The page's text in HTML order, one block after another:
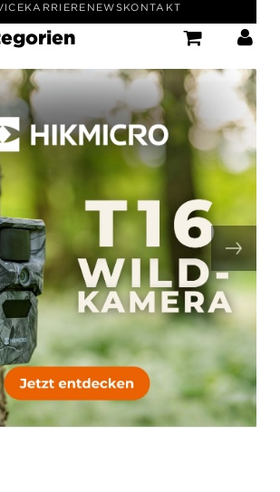
KARRIERE NEWSKONTAKT